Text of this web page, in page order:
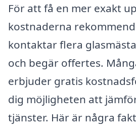
För att få en mer exakt
kostnaderna
kontaktar flera
och begär offertes.
erbjuder gratis
dig möjligheten att
tjänster. Här är några